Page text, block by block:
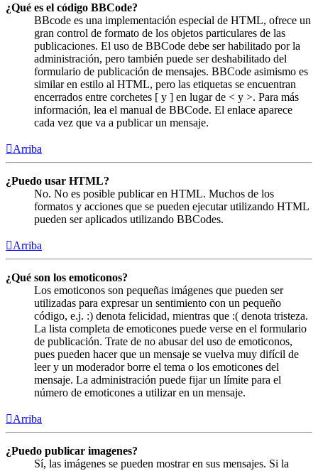
¿Qué es el código BBCode?
BBcode es una implementación especial de HTML, ofrece un
gran control de formato de los objetos particulares de las
publicaciones. El uso de BBCode debe ser habilitado por la
administración, pero también puede ser deshabilitado del
formulario de publicación de mensajes. BBCode asimismo es
similar en estilo al HTML, pero las etiquetas se encuentran
encerrados entre corchetes [ y ] en lugar de < y >. Para más
información, lea el manual de BBCode. El enlace aparece
cada vez que va a publicar un mensaje.
Arriba
¿Puedo usar HTML?
No. No es posible publicar en HTML. Muchos de los
formatos y acciones que se pueden ejecutar utilizando HTML
pueden ser aplicados utilizando BBCodes.
Arriba
¿Qué son los emoticonos?
Los emoticonos son pequeñas imágenes que pueden ser
utilizadas para expresar un sentimiento con un pequeño
código, e.j. :) denota felicidad, mientras que :( denota tristeza.
La lista completa de emoticones puede verse en el formulario
de publicación. Trate de no abusar del uso de emoticonos,
pues pueden hacer que un mensaje se vuelva muy difícil de
leer y un moderador borre el tema o los emoticones del
mensaje. La administración puede fijar un límite para el
número de emoticones a utilizar en un mensaje.
Arriba
¿Puedo publicar imagenes?
Sí, las imágenes se pueden mostrar en sus mensajes. Si la